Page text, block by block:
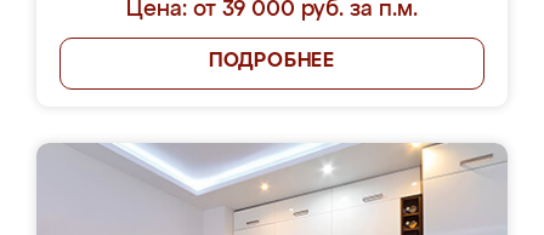
Цена: от 39 000 руб. за п.м.
ПОДРОБНЕЕ